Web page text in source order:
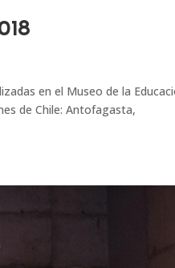
en el Museo de la
de Chile: Antofagasta,